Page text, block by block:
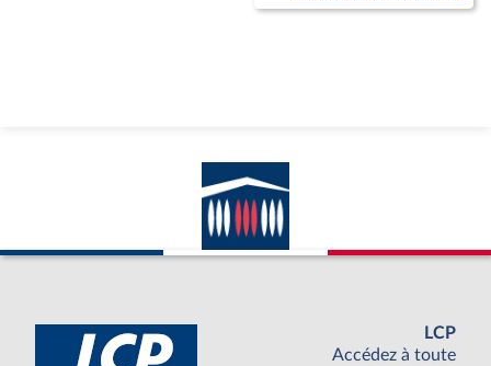
LCP
Accédez à toute